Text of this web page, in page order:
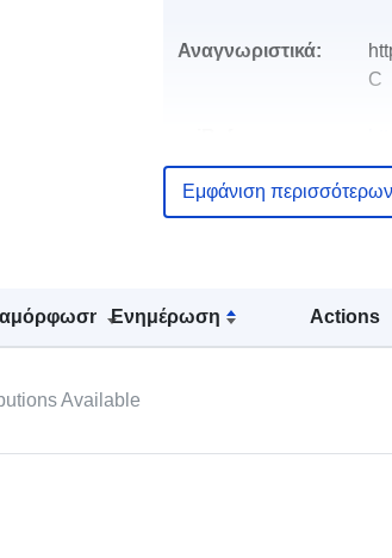
Ενημέρωση Actions
Available
Αναγνωριστικά:
C
-
Τύπος:
Εμφάνιση περισσότερων